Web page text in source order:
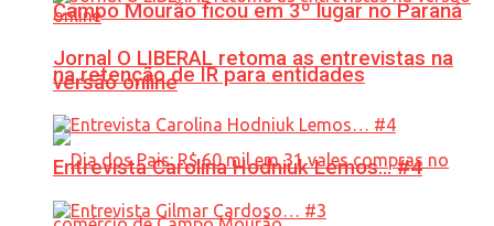
Campo Mourão ficou em 3º lugar no Paraná
na retenção de IR para entidades
Jornal O LIBERAL retoma as entrevistas na
versão online
Entrevista Carolina Hodniuk Lemos… #4